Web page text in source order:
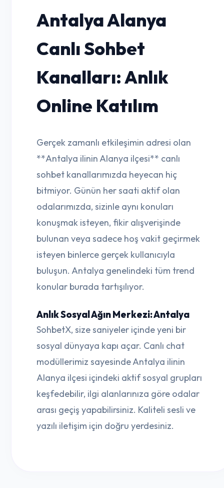
Antalya Alanya
Canlı Sohbet
Kanalları: Anlık
Online Katılım
Gerçek zamanlı etkileşimin adresi olan
**Antalya ilinin Alanya ilçesi** canlı
sohbet kanallarımızda heyecan hiç
bitmiyor. Günün her saati aktif olan
odalarımızda, sizinle aynı konuları
konuşmak isteyen, fikir alışverişinde
bulunan veya sadece hoş vakit geçirmek
isteyen binlerce gerçek kullanıcıyla
buluşun. Antalya genelindeki tüm trend
konular burada tartışılıyor.
Anlık Sosyal Ağın Merkezi: Antalya
SohbetX, size saniyeler içinde yeni bir
sosyal dünyaya kapı açar. Canlı chat
modüllerimiz sayesinde Antalya ilinin
Alanya ilçesi içindeki aktif sosyal grupları
keşfedebilir, ilgi alanlarınıza göre odalar
arası geçiş yapabilirsiniz. Kaliteli sesli ve
yazılı iletişim için doğru yerdesiniz.